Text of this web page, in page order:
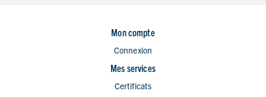
Mon compte
Connexion
Mes services
Certificats